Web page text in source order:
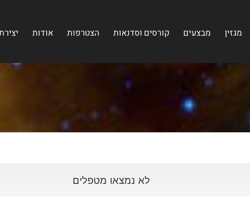
אודות הצטרפות קורסים וסדנאות מבצעים מגזין
לא נמצאו מטפלים